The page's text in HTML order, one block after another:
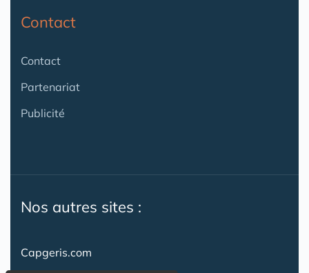
Contact
Contact
Partenariat
Publicité
Nos autres sites :
Capgeris.com